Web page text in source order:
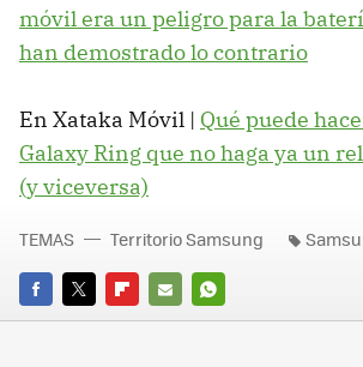
móvil era un peligro para la
han demostrado lo contrario
En Xataka Móvil | Qué puede
Galaxy Ring que no haga ya un
(y viceversa)
FACEBOOK
TWITTERFLIPBOARD
E-
WHATSAPP
TEMAS Territorio Samsung